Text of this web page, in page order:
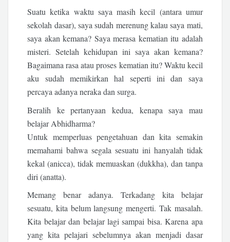
Suatu ketika waktu saya masih kecil (antara umur
sekolah dasar), saya sudah merenung kalau saya mati,
saya akan kemana? Saya merasa kematian itu adalah
misteri. Setelah kehidupan ini saya akan kemana?
Bagaimana rasa atau proses kematian itu? Waktu kecil
aku sudah memikirkan hal seperti ini dan saya
percaya adanya neraka dan surga.
Beralih ke pertanyaan kedua, kenapa saya mau
belajar Abhidharma?
Untuk memperluas pengetahuan dan kita semakin
memahami bahwa segala sesuatu ini hanyalah tidak
kekal (anicca), tidak memuaskan (dukkha), dan tanpa
diri (anatta).
Memang benar adanya. Terkadang kita belajar
sesuatu, kita belum langsung mengerti. Tak masalah.
Kita belajar dan belajar lagi sampai bisa. Karena apa
yang kita pelajari sebelumnya akan menjadi dasar